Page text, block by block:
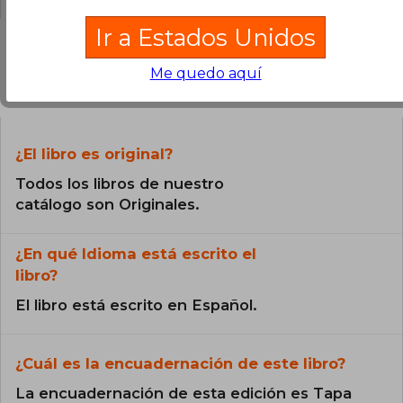
Preguntas frecuentes sobre el libro
¿El libro es original?
Todos los libros de nuestro
catálogo son Originales.
¿En qué Idioma está escrito el
libro?
El libro está escrito en Español.
¿Cuál es la encuadernación de este libro?
La encuadernación de esta edición es Tapa
Ir a Estados Unidos
Me quedo aquí